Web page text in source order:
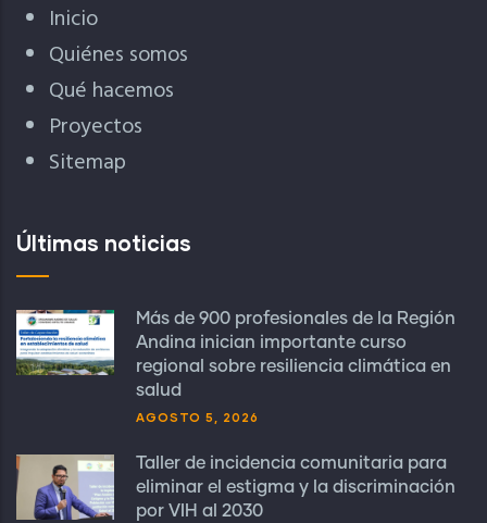
Inicio
Quiénes somos
Qué hacemos
Proyectos
Sitemap
Últimas noticias
Más de 900 profesionales de la Región
Andina inician importante curso
regional sobre resiliencia climática en
salud
AGOSTO 5, 2026
Taller de incidencia comunitaria para
eliminar el estigma y la discriminación
por VIH al 2030